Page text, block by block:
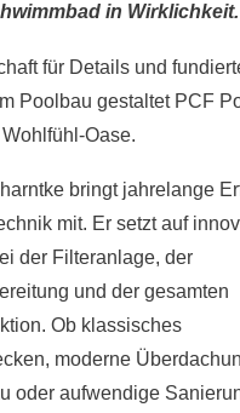
in Wirklichkeit.
für Details und
Poolbau gestaltet PCF
Oase.
bringt jahrelange
mit. Er setzt auf
der Filteranlage, der
und der gesamten
Ob klassisches
moderne
oder aufwendige